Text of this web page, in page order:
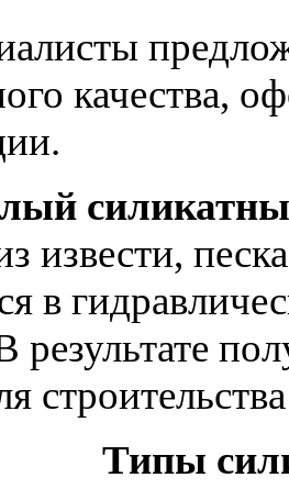
качества,
извести,
в
результате
Типы